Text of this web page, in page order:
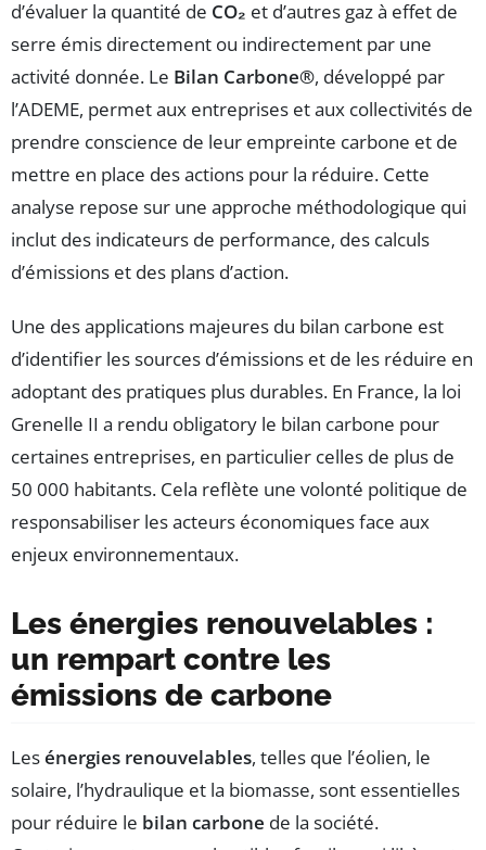
d’évaluer la quantité de CO₂ et d’autres gaz à effet de
serre émis directement ou indirectement par une
activité donnée. Le Bilan Carbone®, développé par
l’ADEME, permet aux entreprises et aux collectivités de
prendre conscience de leur empreinte carbone et de
mettre en place des actions pour la réduire. Cette
analyse repose sur une approche méthodologique qui
inclut des indicateurs de performance, des calculs
d’émissions et des plans d’action.
Une des applications majeures du bilan carbone est
d’identifier les sources d’émissions et de les réduire en
adoptant des pratiques plus durables. En France, la loi
Grenelle II a rendu obligatory le bilan carbone pour
certaines entreprises, en particulier celles de plus de
50 000 habitants. Cela reflète une volonté politique de
responsabiliser les acteurs économiques face aux
enjeux environnementaux.
Les énergies renouvelables :
un rempart contre les
émissions de carbone
Lesénergies renouvelables, telles que l’éolien, le
solaire, l’hydraulique et la biomasse, sont essentielles
pour réduire le bilan carbone de la société.